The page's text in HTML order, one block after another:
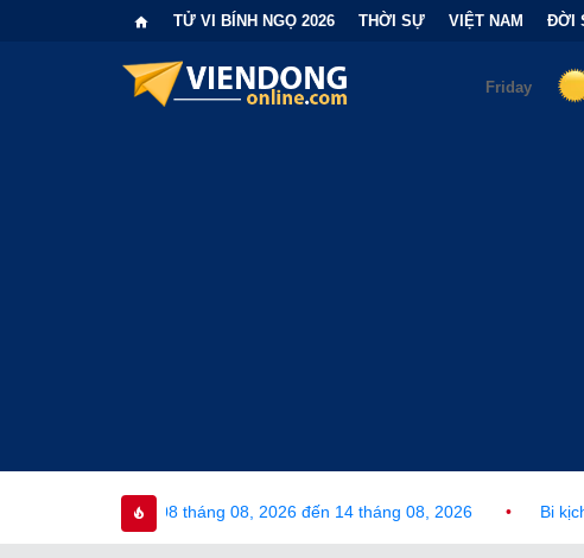
TỬ VI BÍNH NGỌ 2026 THỜI SỰ VIỆT NAM ĐỜI
tháng 08, 2026 đến 14 tháng 08, 2026 • Bi kịch "6 lần chọn sai